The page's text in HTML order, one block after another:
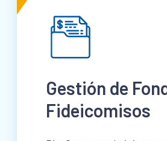
Gestión de
Fideicomisos